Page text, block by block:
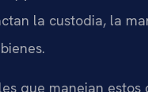
la custodia, la
que manejan estos